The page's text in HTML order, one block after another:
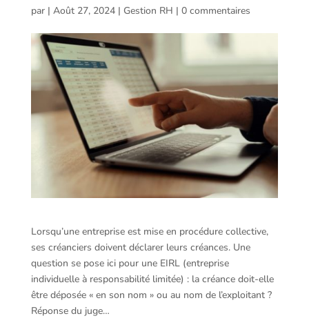
par | Août 27, 2024| Gestion RH | 0 commentaires
Lorsqu’une entreprise est mise en procédure collective,
ses créanciers doivent déclarer leurs créances. Une
question se pose ici pour une EIRL (entreprise
individuelle à responsabilité limitée) : la créance doit-elle
être déposée « en son nom » ou au nom de l’exploitant ?
Réponse du juge…